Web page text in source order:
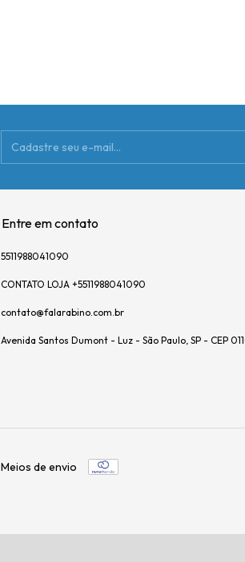
Entre em contato
5511988041090
CONTATO LOJA +5511988041090
contato@falarabino.com.br
Avenida Santos Dumont - Luz - São Paulo, SP - CEP
Meios de envio